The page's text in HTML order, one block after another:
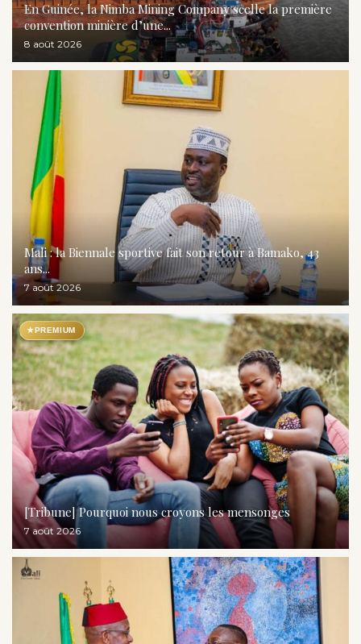
En Guinée, la Nimba Mining Company scelle la première
convention minière d’une...
8 août 2026
Mali : la Biennale sportive fait son retour à Bamako, 43
ans...
7 août 2026
★PREMIUM
[Tribune] Pourquoi nous croyons les mensonges
7 août 2026